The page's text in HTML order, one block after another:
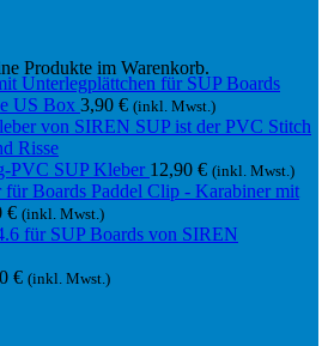
Produkte im Warenkorb.
US Box 3,90 € (inkl. Mwst.)
PVC SUP Kleber 12,90 € (inkl. Mwst.)
Paddel Clip - Karabiner mit
€ (inkl. Mwst.)
€ (inkl. Mwst.)